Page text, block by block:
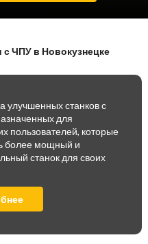
ЧПУ в Новокузнецке
улучшенных станков с
для
пользователей, которые
более мощный и
станок для своих